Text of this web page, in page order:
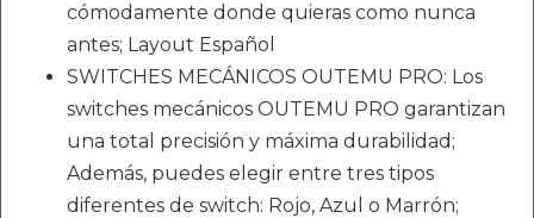
cómodamente donde quieras como nunca
antes; Layout Español
SWITCHES MECÁNICOS OUTEMU PRO: Los
switches mecánicos OUTEMU PRO garantizan
una total precisión y máxima durabilidad;
Además, puedes elegir entre tres tipos
diferentes de switch: Rojo, Azul o Marrón;